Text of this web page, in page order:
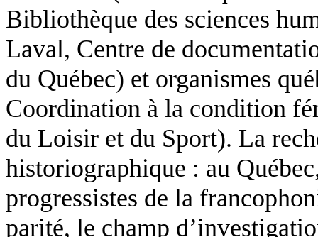
Bibliothèque des sciences
Laval, Centre de
du Québec) et organismes
Coordination à la condition
du Loisir et du Sport). La
historiographique : au
progressistes de la
parité, le champ